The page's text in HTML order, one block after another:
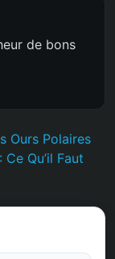
de bons
Ours Polaires
Qu’il Faut